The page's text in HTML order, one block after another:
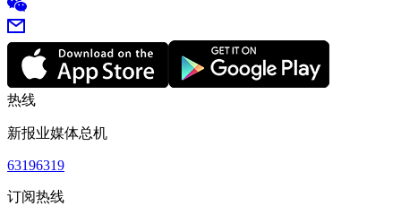
热线
新报业媒体总机
63196319
订阅热线